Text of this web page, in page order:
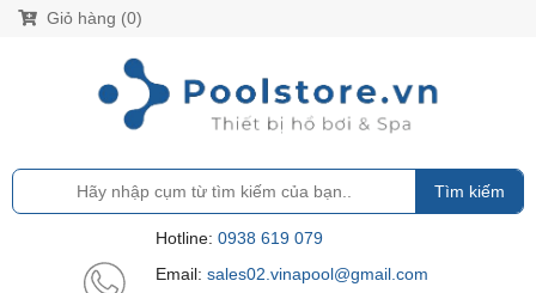
Giỏ hàng (0)
Tìm kiếm
Hotline: 0938 619 079
Email: sales02.vinapool@gmail.com